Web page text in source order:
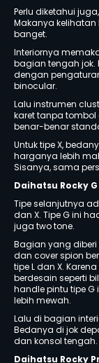
Perlu diketahui
Makanya
banget.
Interiornya
bagian tengah jok.
dengan
binocular.
Lalu instrumen
karet tanpa
benar-benar
Untuk tipe X,
harganya lebih
Sisanya, sama
Daihatsu Rocky G
Tipe selanjutnya
dan X. Tipe G ini
juga two tone.
Bagian yang
dan cover spion
tipe L dan X.
berdesain seperti
handle pintu tipe G
lebih mewah.
Lalu di bagian
Bedanya di jok
dan konsol tengah.
Daihatsu Rocky